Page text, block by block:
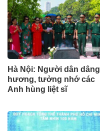
Hà Nội: Người dân dâng
hương, tưởng nhớ các
Anh hùng liệt sĩ